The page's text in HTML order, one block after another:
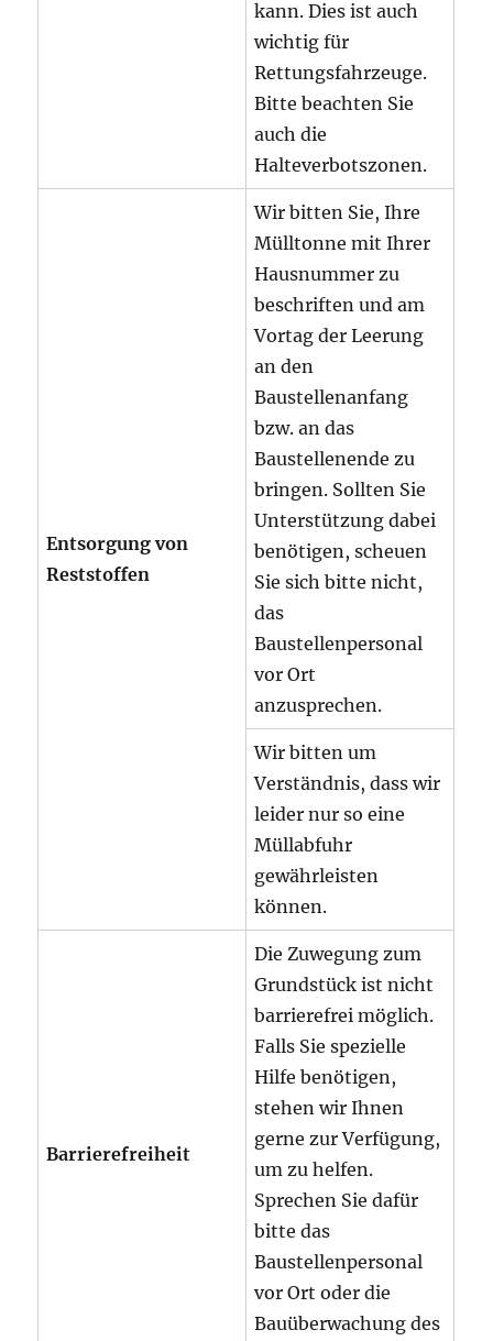
kann. Dies ist auch
wichtig für
Rettungsfahrzeuge.
Bitte beachten Sie
auch die
Halteverbotszonen.
Entsorgung von
Reststoffen
Wir bitten Sie, Ihre
Mülltonne mit Ihrer
Hausnummer zu
beschriften und am
Vortag der Leerung
an den
Baustellenanfang
bzw. an das
Baustellenende zu
bringen. Sollten Sie
Unterstützung dabei
benötigen, scheuen
Sie sich bitte nicht,
das
Baustellenpersonal
vor Ort
anzusprechen.
Wir bitten um
Verständnis, dass wir
leider nur so eine
Müllabfuhr
gewährleisten
können.
Barrierefreiheit
Die Zuwegung zum
Grundstück ist nicht
barrierefrei möglich.
Falls Sie spezielle
Hilfe benötigen,
stehen wir Ihnen
gerne zur Verfügung,
um zu helfen.
Sprechen Sie dafür
bitte das
Baustellenpersonal
vor Ort oder die
Bauüberwachung des